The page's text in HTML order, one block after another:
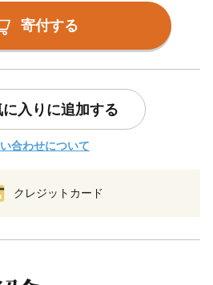
寄付する
に入りに追加する
合わせについて
クレジットカード